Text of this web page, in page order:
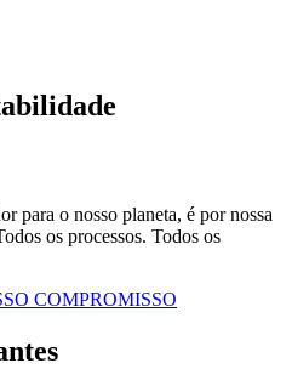
para o nosso planeta, é por nossa
os processos. Todos os
COMPROMISSO